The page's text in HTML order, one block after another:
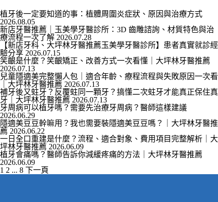
植牙後一定要知道的事：植體周圍炎症狀、原因與治療方式
2026.08.05
新店牙醫推薦｜玉美學牙醫診所：3D 齒雕諮詢、材質特色與治
療流程一次了解 2026.07.28
【新店牙科、大坪林牙醫推薦玉美學牙醫診所】患者真實就診經
驗分享 2026.07.15
笑齦是什麼？笑齦矯正、改善方式一次看懂｜大坪林牙醫推薦
2026.07.13
兒童隱適美完整懶人包｜適合年齡、療程流程與失敗原因一次看
｜大坪林牙醫推薦 2026.07.13
補牙後又蛀牙？反覆蛀同一顆牙？搞懂二次蛀牙才能真正保住真
牙｜大坪林牙醫推薦 2026.07.13
牙周病可以植牙嗎？需要先治療牙周病？醫師這樣建議
2026.06.29
隱適美豆豆幹嘛用？我也需要裝隱適美豆豆嗎？｜大坪林牙醫推
薦 2026.06.22
一日全口重建是什麼？流程、適合對象、費用項目完整解析｜大
坪林牙醫推薦 2026.06.09
植牙會痛嗎？醫師告訴你減緩疼痛的方法｜大坪林牙醫推薦
2026.06.09
文
1 2 ... 8 下一頁